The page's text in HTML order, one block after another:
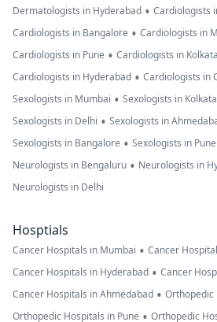
Dermatologists in Hyderabad • Cardiologists
Cardiologists in Bangalore • Cardiologists in
Cardiologists in Pune • Cardiologists in Kolkata
Cardiologists in Hyderabad • Cardiologists in
Sexologists in Mumbai • Sexologists in Kolkata
Sexologists in Delhi • Sexologists in
Sexologists in Bangalore • Sexologists in Pune
Neurologists in Bengaluru • Neurologists in
Neurologists in Delhi
Hosptials
Cancer Hospitals in Mumbai • Cancer
Cancer Hospitals in Hyderabad • Cancer
Cancer Hospitals in Ahmedabad • Orthopedic
Orthopedic Hospitals in Pune • Orthopedic